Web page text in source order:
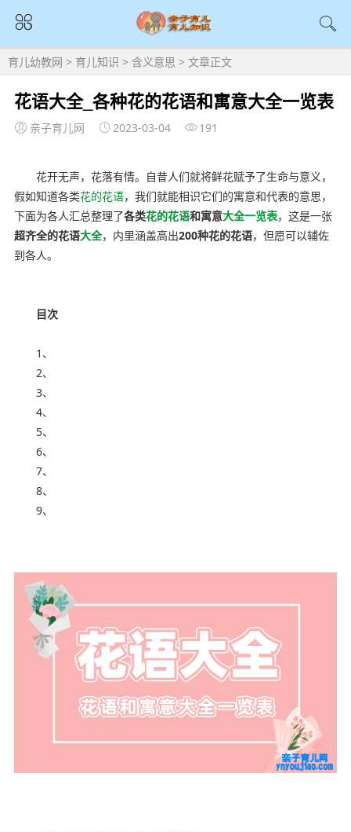
育儿幼教网 > 育儿知识 > 含义意思 > 文章正文
花语大全_各种花的花语和寓意大全一览表
亲子育儿网 2023-03-04 191
花开无声，花落有情。自昔人们就将鲜花赋予了生命与意义，
假如知道各类花的花语，我们就能相识它们的寓意和代表的意思，
下面为各人汇总整理了各类花的花语和寓意大全一览表，这是一张
超齐全的花语大全，内里涵盖高出200种花的花语，但愿可以辅佐
到各人。
目次
1、
2、
3、
4、
5、
6、
7、
8、
9、